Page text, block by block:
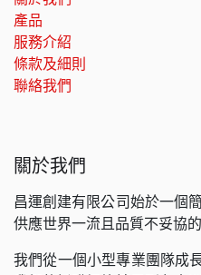
產品
服務介紹
條款及細則
聯絡我們
關於我們
昌運創建有限公司始於一個
供應世界一流且品質不妥協
我們從一個小型專業團隊成